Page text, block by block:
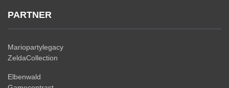
PARTNER
Mariopartylegacy
ZeldaCollection
Elbenwald